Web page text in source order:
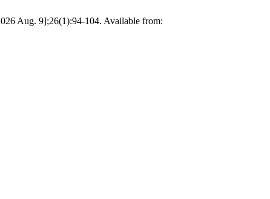
Aug. 9];26(1):94-104. Available from: